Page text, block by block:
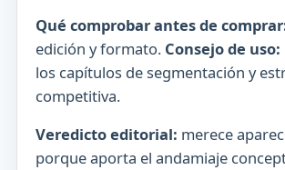
Qué comprobar antes de
edición y formato. Consejo de uso:
los capítulos de segmentación y
competitiva.
Veredicto editorial: merece
porque aporta el andamiaje